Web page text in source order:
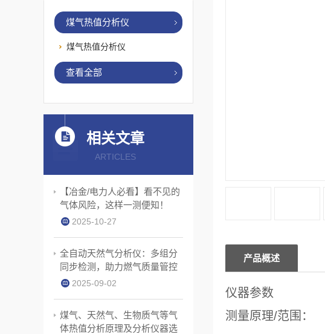
产品概述
仪器参数
测量原理/范围：
煤气热值分析仪
煤气热值分析仪
查看全部
相关文章
ARTICLES
【冶金/电力人必看】看不见的
气体风险，这样一测便知！
2025-10-27
全自动天然气分析仪：多组分
同步检测，助力燃气质量管控
2025-09-02
煤气、天然气、生物质气等气
体热值分析原理及分析仪器选